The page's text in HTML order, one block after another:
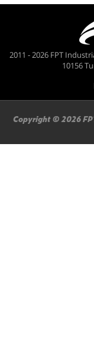
2011 - 2026 FPT
10156
Copyright © 2026